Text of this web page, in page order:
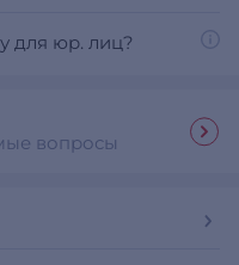
для юр. лиц?
вопросы